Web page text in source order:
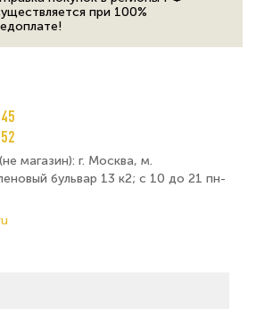
при 100%
магазин): г. Москва, м.
бульвар 13 к2; с 10 до 21 пн-